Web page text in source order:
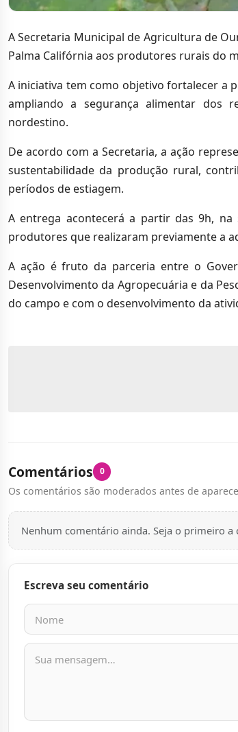
A Secretaria Municipal de Agricultura de
Palma Califórnia aos produtores rurais do
A iniciativa tem como objetivo fortalecer a
ampliando a segurança alimentar dos
nordestino.
De acordo com a Secretaria, a ação
sustentabilidade da produção rural,
períodos de estiagem.
A entrega acontecerá a partir das 9h, na
produtores que realizaram previamente a
A ação é fruto da parceria entre o
Desenvolvimento da Agropecuária e da
do campo e com o desenvolvimento da
Comentários 0
Os comentários são moderados antes de
Nenhum comentário ainda. Seja o primeiro a
Escreva seu comentário
Nome
E-mail
Mensagem